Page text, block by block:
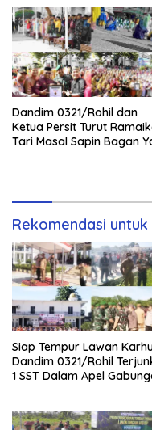
Dandim 0321/Rohil dan
Ketua Persit Turut
Tari Masal Sapin Bagan
Rekomendasi untuk
Siap Tempur Lawan
Dandim 0321/Rohil
1 SST Dalam Apel